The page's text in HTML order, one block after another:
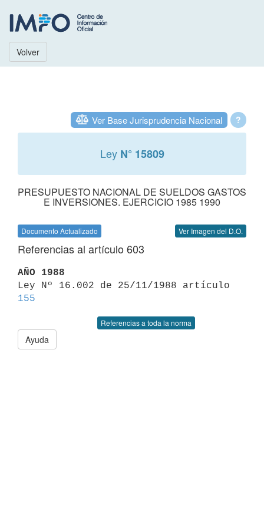
Volver
?
Ver Base Jurisprudencia Nacional
Ley N° 15809
PRESUPUESTO NACIONAL DE SUELDOS GASTOS
E INVERSIONES. EJERCICIO 1985 1990
Documento Actualizado Ver Imagen del D.O.
Referencias al artículo 603
AÑO 1988
155
Referencias a toda la norma
Ayuda